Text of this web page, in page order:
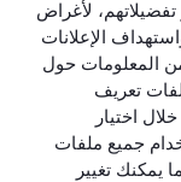
لأغراض
الإعلانات
المعلومات حول
تعريف
اختيار
جميع ملفات
يمكنك تغيير